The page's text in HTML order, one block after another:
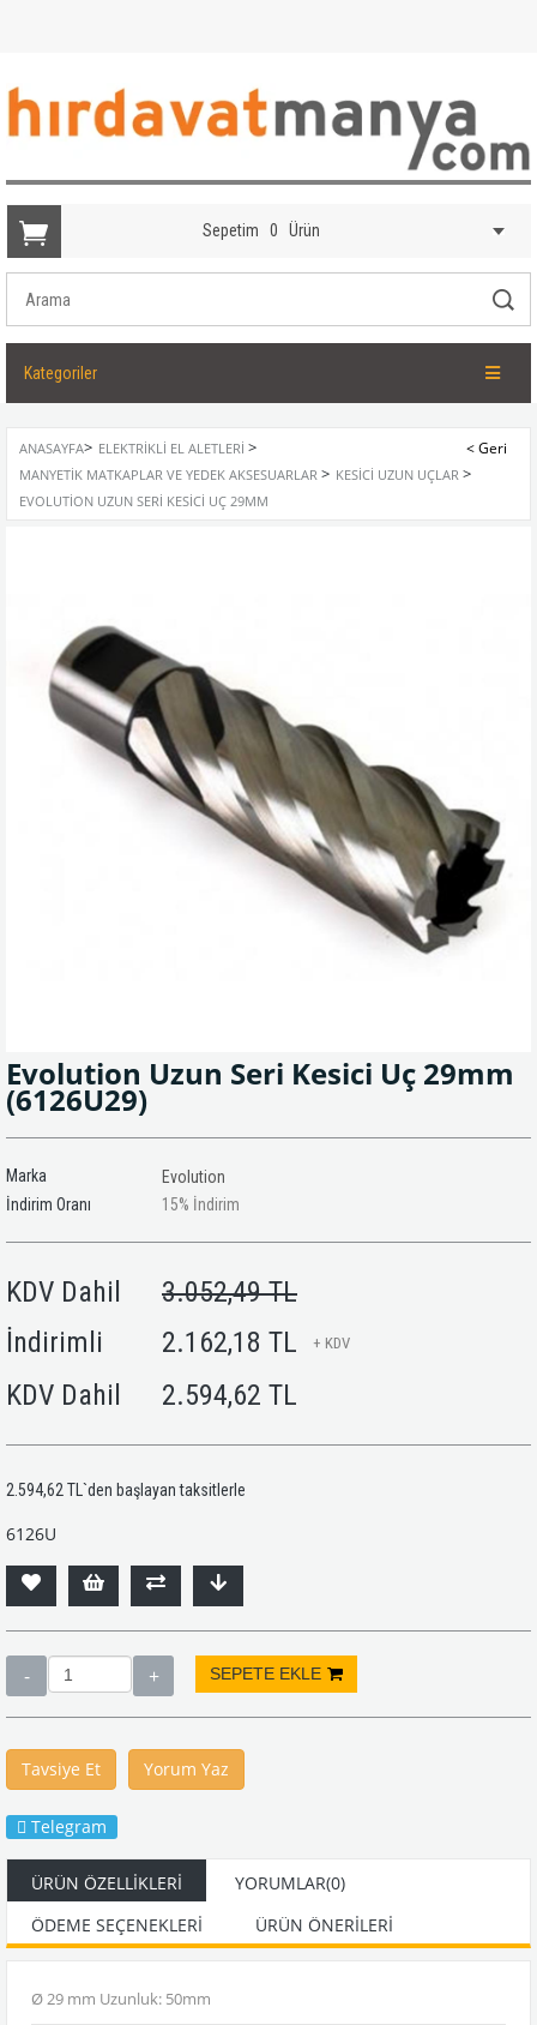
Sepetim 0 Ürün
Kategoriler
ANASAYFA> ELEKTRIKLI EL ALETLERI >
MANYETIK MATKAPLAR VE YEDEK AKSESUARLAR > KESICI UZUN UÇLAR >
EVOLUTION UZUN SERI KESICI UÇ 29MM
Evolution Uzun Seri Kesici Uç 29mm
(6126U29)
Marka
Evolution
İndirim Oranı
%
15 İndirim
KDV Dahil
3.052,49 TL
İndirimli
2.162,18 TL + KDV
KDV Dahil 2.594,62 TL
2.594,62 TL `den başlayan taksitlerle
6126U
Tavsiye Et Yorum Yaz
Telegram
ÜRÜN ÖZELLIKLERI YORUMLAR(0)
ÖDEME SEÇENEKLERI
ÜRÜN ÖNERILERI
Ø 29 mm Uzunluk: 50mm